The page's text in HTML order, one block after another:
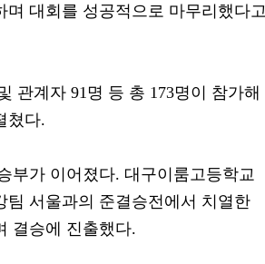
대회를 성공적으로 마무리했다고
관계자 91명 등 총 173명이 참가해
쳤다.
부가 이어졌다. 대구이룸고등학교
팀 서울과의 준결승전에서 치열한
결승에 진출했다.